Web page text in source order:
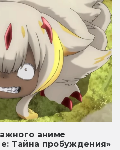
аниме
Тайна пробуждения»